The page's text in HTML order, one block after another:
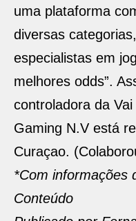
uma plataforma
diversas
especialistas em
melhores odds”.
controladora da
Gaming N.V está
Curaçao.
*Com informações
Conteúdo